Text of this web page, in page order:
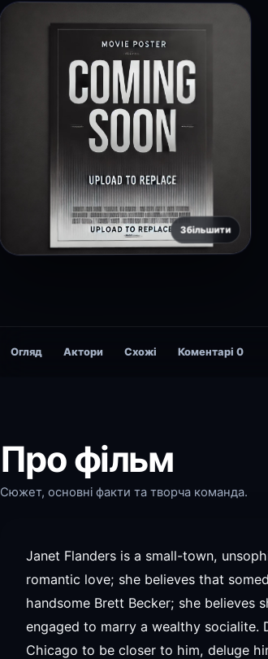
Збільшити
Огляд Актори Схожі Коментарі 0
Про фільм
Сюжет, основні факти та творча команда.
Janet Flanders is a small-town,
romantic love; she believes that
handsome Brett Becker; she believes
engaged to marry a wealthy socialite.
Chicago to be closer to him, deluge